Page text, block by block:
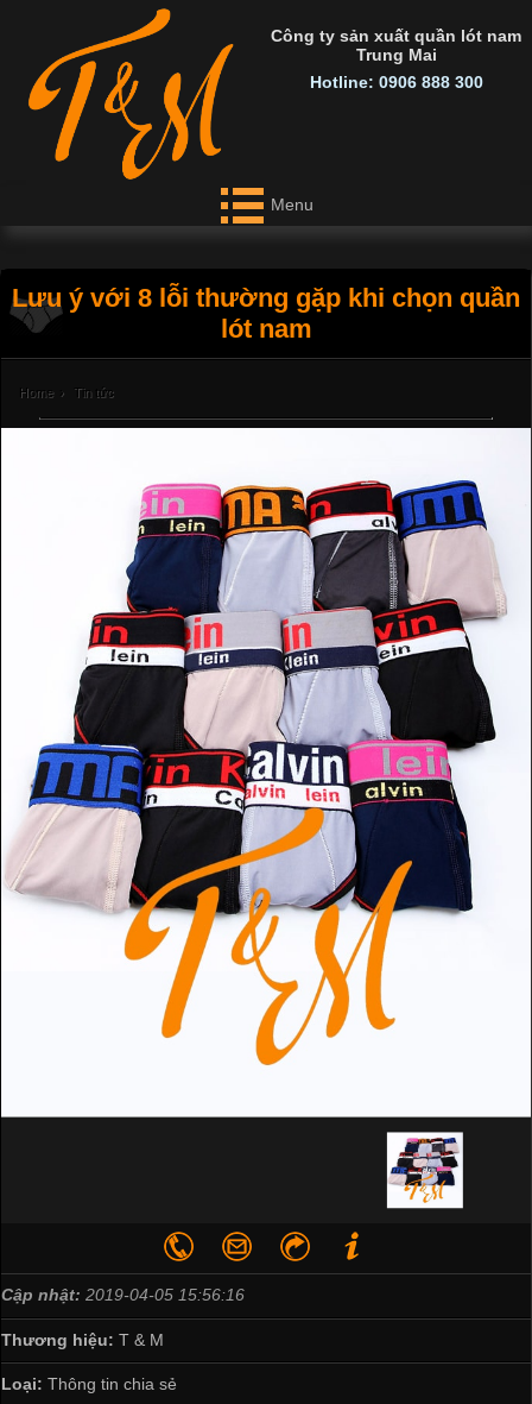
Công ty sản xuất quần lót nam
Trung Mai
Hotline: 0906 888 300
Menu
Lưu ý với 8 lỗi thường gặp khi chọn quần
lót nam
Home › Tin tức
Cập nhật: 2019-04-05 15:56:16
Thương hiệu: T & M
Loại: Thông tin chia sẻ